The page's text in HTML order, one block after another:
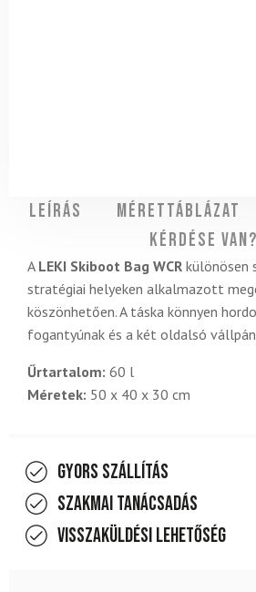
Leírás Mérettáblázat
Kérdése van?
A LEKI Skiboot Bag WCR különösen
stratégiai helyeken alkalmazott
köszönhetően. A táska könnyen
fogantyúnak és a két oldalsó
Űrtartalom: 60 l
Méretek: 50 x 40 x 30 cm
Gyors szállítás
Szakmai tanácsadás
Visszaküldési lehetőség